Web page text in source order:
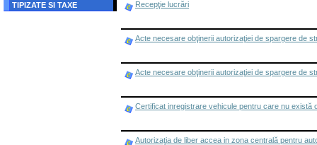
TIPIZATE SI TAXE
Recepţie lucrări
Acte necesare obţinerii autorizaţiei de spargere de
Acte necesare obţinerii autorizaţiei de spargere de
Certificat inregistrare vehicule pentru care nu există
Autorizaţia de liber accea in zona centrală pentru